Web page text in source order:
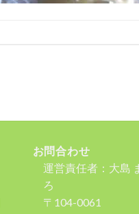
お問合わせ
運営責任者：大島
ろ
〒104-0061